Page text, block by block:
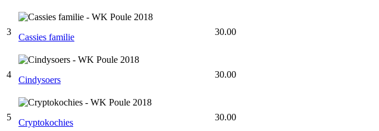
3
Cassies familie
30.00
4
Cindysoers
30.00
5
Cryptokochies
30.00